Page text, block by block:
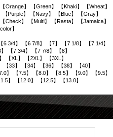
】 【Green】 【Khaki】 【Wheat】
Purple】 【Navy】 【Blue】 【Gray】
Check】 【Multi】 【Rasta】 【Jamaica】
】
3/4】 【6 7/8】 【7】 【7 1/8】 【7 1/4】
【7 3/4】 【7 7/8】 【8】
【XL】 【2XL】 【3XL】
【33】 【34】 【36】 【38】 【40】
】 【7.5】 【8.0】 【8.5】 【9.0】 【9.5】
】 【12.0】 【12.5】 【13.0】